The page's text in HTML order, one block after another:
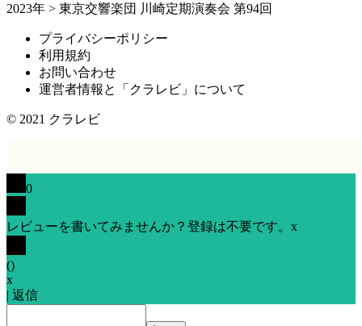
2023年 > 東京交響楽団 川崎定期演奏会 第94回
プライバシーポリシー
利用規約
お問い合わせ
運営者情報と「クラレビ」について
© 2021 クラレビ
0
レビューを書いてみませんか？登録は不要です。 x
()
x
| 返信